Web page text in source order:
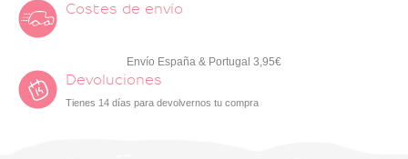
Costes de envío
Envío España & Portugal 3,95€
Devoluciones
Tienes 14 días para devolvernos tu compra